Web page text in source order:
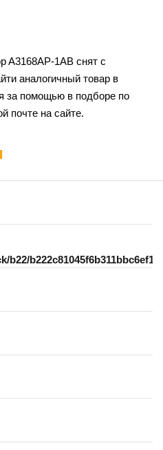
A3168AP-1AB снят с
аналогичный товар в
за помощью в подборе по
почте на сайте.